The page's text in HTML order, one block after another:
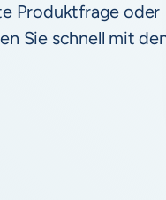
Produktfrage oder
Sie schnell mit